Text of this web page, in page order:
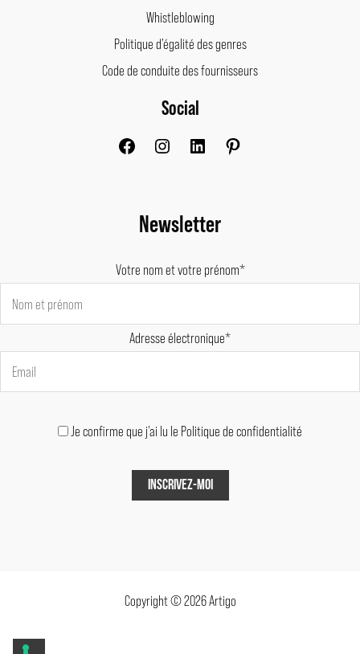
Whistleblowing
Politique d’égalité des genres
Code de conduite des fournisseurs
Social
FacebookInstagram
Newsletter
Votre nom et votre prénom*
Adresse électronique*
Je confirme que j'ai lu le Politique de confidentialité
Copyright © 2026 Artigo